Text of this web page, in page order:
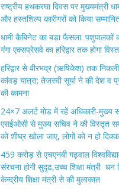
राष्ट्रीय हथकरघा दिवस पर मुख्यमंत्री
और हस्तशिल्प कारीगरों को किया
​धामी कैबिनेट का बड़ा फैसला: पशुपालकों
गंगा एक्सप्रेसवे का हरिद्वार तक होगा
​हरिद्वार से वीरभद्र (ऋषिकेश) तक
कांवड़ यात्रा; तेजस्वी सूर्या ने की देश व
की कामना
24×7 अलर्ट मोड में रहें अधिकारी-मुख्य
एसईओसी से मुख्य सचिव ने की विस्तृत
को शीघ्र खोला जाए, लोगों को न हो
459 करोड़ से एचएनबी गढ़वाल
संरचना होगी सुदृढ,उच्च शिक्षा मंत्री
केन्द्रीय शिक्षा मंत्री से की मुलाकात